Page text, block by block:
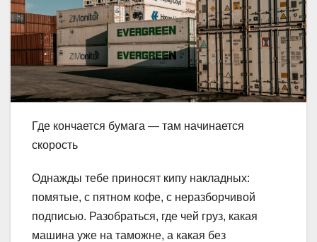
Где кончается бумага — там начинается
скорость
Однажды тебе приносят кипу накладных:
помятые, с пятном кофе, с неразборчивой
подписью. Разобраться, где чей груз, какая
машина уже на таможне, а какая без